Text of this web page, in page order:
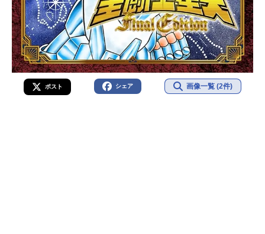
ポスト シェア 画像一覧 (2件)